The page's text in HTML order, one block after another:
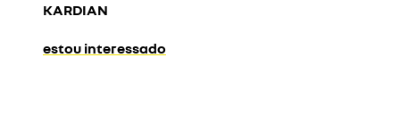
KARDIAN
estou interessado